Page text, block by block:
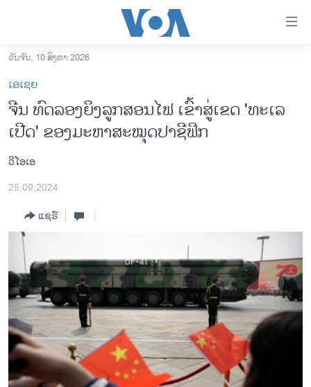
ເຂົ້າ
ຫາ
ຂ້າມ
ຂ້າມ
ຂ້າມ
ຫາ
ຊອກ
ຄົ້ນ
ລາວ
ອາເມຣິກາ
ການເລືອກຕັ້ງ ປະທານາທີບໍດີ ສະຫະລັດ 2024
ໂລກ
ເອເຊຍ
ອິດສະຫຼະພາບດ້ານການຂ່າວ
ຊີວິດຊາວລາວ
ຊຸມຊົນຊາວລາວ
ວິທະຍາສາດ-ເທັກໂນໂລຈີ
ທຸລະກິດ
ພາສາອັງກິດ
ວັນຈັນ, 10 ສິງຫາ 2026
ເອເຊຍ
ຈີນ ທົດລອງຍິງລູກສອນໄຟ ເຂົ້າສູ່ເຂດ 'ທະເລ
ເປີດ' ຂອງມະຫາສະໝຸດປາຊີຟິກ
ວີໂອເອ
25,09,2024
ແຊຣ໌